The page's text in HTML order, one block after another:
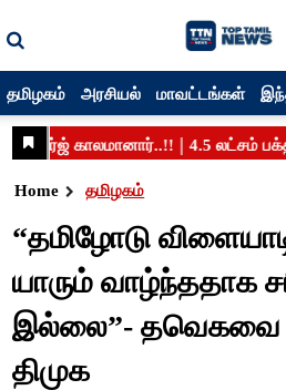
தமிழகம் அரசியல் மாவட்டங்கள்
Home தமிழகம்
“தமிழோடு
யாரும் வாழ்ந்ததாக
இல்லை”- தவெகவை
திமுக